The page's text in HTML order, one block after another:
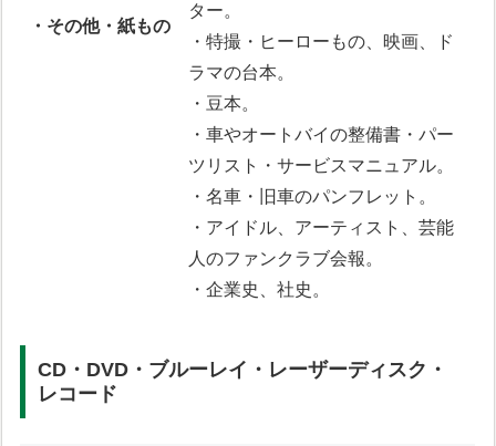
・その他・紙もの
ター。
・特撮・ヒーローもの、映画、ド
ラマの台本。
・豆本。
・車やオートバイの整備書・パー
ツリスト・サービスマニュアル。
・名車・旧車のパンフレット。
・アイドル、アーティスト、芸能
人のファンクラブ会報。
・企業史、社史。
CD・DVD・ブルーレイ・レーザーディスク・
レコード